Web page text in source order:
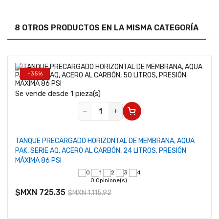
8 OTROS PRODUCTOS EN LA MISMA CATEGORÍA
-35%
Se vende desde 1 pieza(s)
−
+
TANQUE PRECARGADO HORIZONTAL DE MEMBRANA, AQUA
PAK, SERIE AQ, ACERO AL CARBÓN, 24 LITROS, PRESIÓN
MÁXIMA 86 PSI
0 Opinione(s)
$MXN 725.35 $MXN 1,115.92